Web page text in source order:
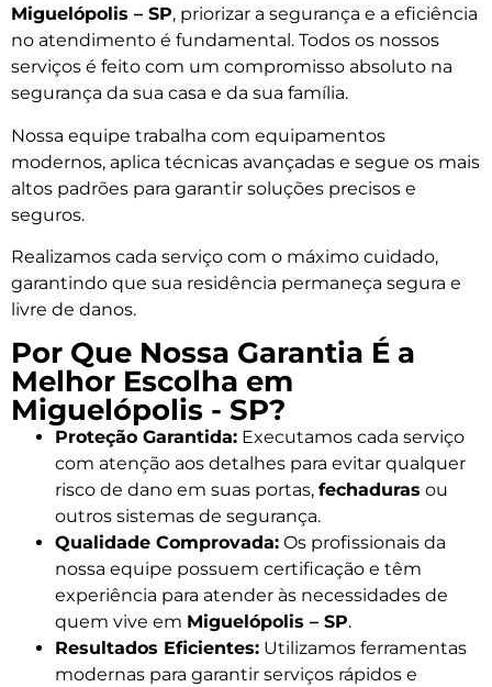
Miguelópolis – SP, priorizar a segurança e a eficiência
no atendimento é fundamental. Todos os nossos
serviços é feito com um compromisso absoluto na
segurança da sua casa e da sua família.
Nossa equipe trabalha com equipamentos
modernos, aplica técnicas avançadas e segue os mais
altos padrões para garantir soluções precisos e
seguros.
Realizamos cada serviço com o máximo cuidado,
garantindo que sua residência permaneça segura e
livre de danos.
Por Que Nossa Garantia É a
Melhor Escolha em
Miguelópolis - SP?
Proteção Garantida: Executamos cada serviço
com atenção aos detalhes para evitar qualquer
risco de dano em suas portas, fechaduras ou
outros sistemas de segurança.
Qualidade Comprovada: Os profissionais da
nossa equipe possuem certificação e têm
experiência para atender às necessidades de
quem vive em Miguelópolis – SP.
Resultados Eficientes: Utilizamos ferramentas
modernas para garantir serviços rápidos e